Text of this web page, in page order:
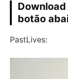
botão
PastLives: